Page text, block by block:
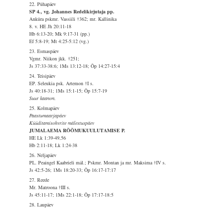
22. Pühapäev
SP 4., vg. Johannes Redelikirjutaja pp.
Anküra pskmr. Vassiili †362; mr. Kallinika
8. v. HE Jh 20:11-18
Hb 6:13-20; Mk 9:17-31 (pp.)
Ef 5:8-19; Mt 4:25-5:12 (vg.)
23. Esmaspäev
Vgmr. Niikon jkk. †251;
Js 37:33-38:6; 1Ms 13:12-18; Õp 14:27-15:4
24. Teisipäev
EP. Seleukia psk. Artemon †I s.
Js 40:18-31; 1Ms 15:1-15; Õp 15:7-19
Suur kaanon.
25. Kolmapäev
Paastumaarjapäev
Küüditamisohvrite mälestuspäev
JUMALAEMA RÕÕMUKUULUTAMISE P.
HE Lk 1:39-49,56
Hb 2:11-18; Lk 1:24-38
26. Neljapäev
PL. Peaingel Kaabrieli mäl.; Pskmr. Montan ja mr. Maksima †IV s.
Js 42:5-26; 1Ms 18:20-33; Õp 16:17-17:17
27. Reede
Mr. Matroona †III s.
Js 45:11-17; 1Ms 22:1-18; Õp 17:17-18:5
28. Laupäev